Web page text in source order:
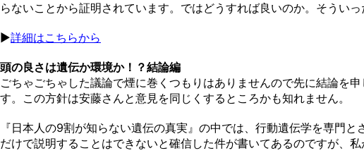
らないことから証明されています。ではどうすれば良いのか。そうい
▶︎詳細はこちらから
頭の良さは遺伝か環境か！？結論編
ごちゃごちゃした議論で煙に巻くつもりはありませんので先に結論を
す。この方針は安藤さんと意見を同じくするところかも知れません。
『日本人の9割が知らない遺伝の真実』の中では、行動遺伝学を専門
だけで説明することはできないと確信した件が書いてあるのですが、